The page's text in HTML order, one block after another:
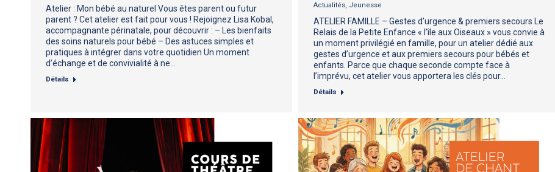
Atelier : Mon bébé au naturel Vous êtes parent ou futur
parent ? Cet atelier est fait pour vous ! Rejoignez Lisa Kobal,
accompagnante périnatale, pour découvrir : – Les bienfaits
des soins naturels pour bébé – Des astuces simples et
pratiques à intégrer dans votre quotidien Un moment
d’échange et de convivialité à ne…
Détails
Actualités Jeunesse
ATELIER FAMILLE – Gestes d’urgence & premiers secours Le
Relais de la Petite Enfance « l’île aux Oiseaux » vous convie à
un moment privilégié en famille, pour un atelier dédié aux
gestes d’urgence et aux premiers secours pour bébés et
enfants. Parce que chaque seconde compte face à
l’imprévu, cet atelier vous apportera les clés pour…
Détails